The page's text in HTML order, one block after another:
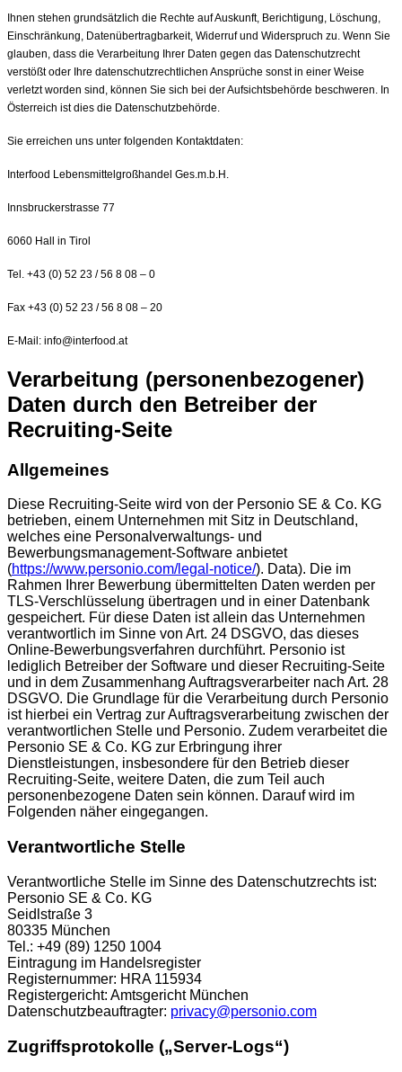
Ihnen stehen grundsätzlich die Rechte auf Auskunft, Berichtigung, Löschung,
Einschränkung, Datenübertragbarkeit, Widerruf und Widerspruch zu. Wenn Sie
glauben, dass die Verarbeitung Ihrer Daten gegen das Datenschutzrecht
verstößt oder Ihre datenschutzrechtlichen Ansprüche sonst in einer Weise
verletzt worden sind, können Sie sich bei der Aufsichtsbehörde beschweren. In
Österreich ist dies die Datenschutzbehörde.
Sie erreichen uns unter folgenden Kontaktdaten:
Interfood Lebensmittelgroßhandel Ges.m.b.H.
Innsbruckerstrasse 77
6060 Hall in Tirol
Tel. +43 (0) 52 23 / 56 8 08 – 0
Fax +43 (0) 52 23 / 56 8 08 – 20
E-Mail: info@interfood.at
Verarbeitung (personenbezogener)
Daten durch den Betreiber der
Recruiting-Seite
Allgemeines
Diese Recruiting-Seite wird von der Personio SE & Co. KG
betrieben, einem Unternehmen mit Sitz in Deutschland,
welches eine Personalverwaltungs- und
Bewerbungsmanagement-Software anbietet
(https://www.personio.com/legal-notice/). Data). Die im
Rahmen Ihrer Bewerbung übermittelten Daten werden per
TLS-Verschlüsselung übertragen und in einer Datenbank
gespeichert. Für diese Daten ist allein das Unternehmen
verantwortlich im Sinne von Art. 24 DSGVO, das dieses
Online-Bewerbungsverfahren durchführt. Personio ist
lediglich Betreiber der Software und dieser Recruiting-Seite
und in dem Zusammenhang Auftragsverarbeiter nach Art. 28
DSGVO. Die Grundlage für die Verarbeitung durch Personio
ist hierbei ein Vertrag zur Auftragsverarbeitung zwischen der
verantwortlichen Stelle und Personio. Zudem verarbeitet die
Personio SE & Co. KG zur Erbringung ihrer
Dienstleistungen, insbesondere für den Betrieb dieser
Recruiting-Seite, weitere Daten, die zum Teil auch
personenbezogene Daten sein können. Darauf wird im
Folgenden näher eingegangen.
Verantwortliche Stelle
Verantwortliche Stelle im Sinne des Datenschutzrechts ist:
Personio SE & Co. KG
Seidlstraße 3
80335 München
Tel.: +49 (89) 1250 1004
Eintragung im Handelsregister
Registernummer: HRA 115934
Registergericht: Amtsgericht München
Datenschutzbeauftragter: privacy@personio.com
Zugriffsprotokolle („Server-Logs“)